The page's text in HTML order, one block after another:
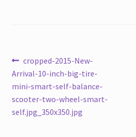
Điều
hướng
bài
viết
Bài
trước:
cropped-2015-New-
Arrival-10-inch-big-tire-
mini-smart-self-balance-
scooter-two-wheel-smart-
self.jpg_350x350.jpg